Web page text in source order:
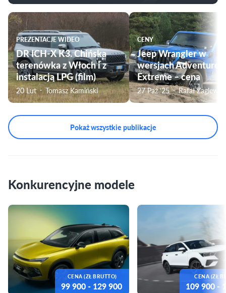
PREZENTACJE WIDEO
DR ICH-X K3. Chińska
terenówka z Włoch i z
instalacją LPG (film)
20 Lut Tomasz Kamiński
CENY
Jeep Wrangler w
wersjach Adventure i
Extreme – cena
27 Paź ‘25 Rafał Żaglewski
Pokaż wszystkie publikacje
Konkurencyjne modele
CENA (ZŁ BRUTTO)
99 900- 129 900
CENA (ZŁ
109 900 -